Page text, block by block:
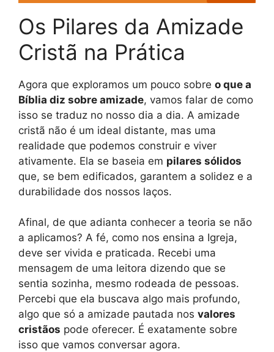
Os Pilares da Amizade
Cristã na Prática
Agora que exploramos um pouco sobre o que a
Bíblia diz sobre amizade, vamos falar de como
isso se traduz no nosso dia a dia. A amizade
cristã não é um ideal distante, mas uma
realidade que podemos construir e viver
ativamente. Ela se baseia em pilares sólidos
que, se bem edificados, garantem a solidez e a
durabilidade dos nossos laços.
Afinal, de que adianta conhecer a teoria se não
a aplicamos? A fé, como nos ensina a Igreja,
deve ser vivida e praticada. Recebi uma
mensagem de uma leitora dizendo que se
sentia sozinha, mesmo rodeada de pessoas.
Percebi que ela buscava algo mais profundo,
algo que só a amizade pautada nos valores
cristãos pode oferecer. É exatamente sobre
isso que vamos conversar agora.